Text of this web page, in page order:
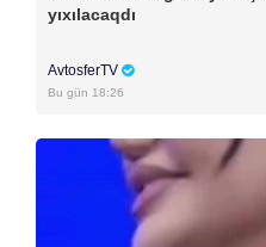
yıxılacaqdı
AvtosferTV
Bu gün 18:26